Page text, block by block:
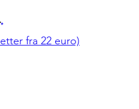
*
fra 22 euro)